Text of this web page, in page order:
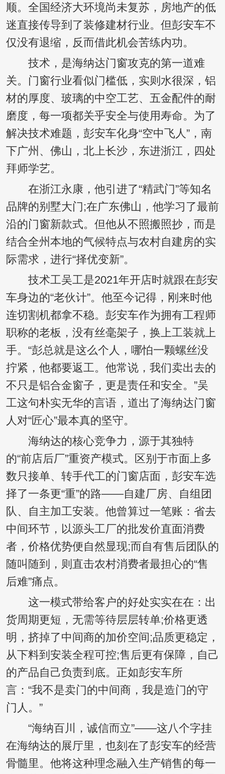
顺。全国经济大环境尚未复苏，房地产的低
迷直接传导到了装修建材行业。但彭安车不
仅没有退缩，反而借此机会苦练内功。
技术，是海纳达门窗攻克的第一道难
关。门窗行业看似门槛低，实则水很深，铝
材的厚度、玻璃的中空工艺、五金配件的耐
磨度，每一项都关乎安全与使用寿命。为了
解决技术难题，彭安车化身“空中飞人”，南
下广州、佛山，北上长沙，东进浙江，四处
拜师学艺。
在浙江永康，他引进了“精武门”等知名
品牌的别墅大门;在广东佛山，他学习了最前
沿的门窗新款式。但他从不照搬照抄，而是
结合全州本地的气候特点与农村自建房的实
际需求，进行“择优变新”。
技术工吴工是2021年开店时就跟在彭安
车身边的“老伙计”。他至今记得，刚来时他
连切割机都拿不稳。彭安车作为拥有工程师
职称的老板，没有丝毫架子，换上工装就上
手。“彭总就是这么个人，哪怕一颗螺丝没
拧紧，他都要返工。他常说，我们卖出去的
不只是铝合金窗子，更是责任和安全。”吴
工这句朴实无华的言语，道出了海纳达门窗
人对“匠心”最本真的坚守。
海纳达的核心竞争力，源于其独特
的“前店后厂”重资产模式。区别于市面上多
数只接单、转手代工的门窗店面，彭安车选
择了一条更“重”的路——自建厂房、自组团
队、自主加工安装。他曾算过一笔账：省去
中间环节，以源头工厂的批发价直面消费
者，价格优势便自然显现;而自有售后团队的
随叫随到，则直击农村消费者最担心的“售
后难”痛点。
这一模式带给客户的好处实实在在：出
货周期更短，无需等待层层转单;价格更透
明，挤掉了中间商的加价空间;品质更稳定，
从下料到安装全程可控;售后更有保障，自己
的产品自己负责到底。正如彭安车所
言：“我不是卖门的中间商，我是造门的守
门人。”
“海纳百川，诚信而立”——这八个字挂
在海纳达的展厅里，也刻在了彭安车的经营
骨髓里。他将这种理念融入生产销售的每一